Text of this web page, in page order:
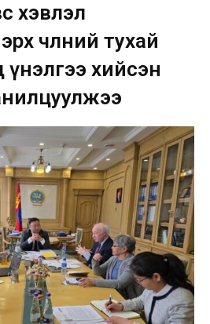
хэвлэл
чөлөөний тухай
үнэлгээ хийсэн